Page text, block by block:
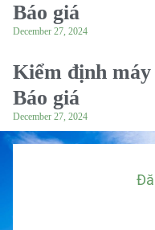
Báo giá
December 27, 2024
Kiểm định
Báo giá
December 27, 2024